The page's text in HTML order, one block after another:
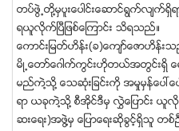
တပ္ဖြဲ႕တို႔မွပူးေပါင္းေဆာင္ရြက္လ်က္ရွိ
ရယူလိုက္ၿပီျဖစ္ေၾကာင္း သိရသည္။
ေကာင္းျမတ္ဟိန္း(ခ)ေက်ာ္ေဇာဟိန္းသ
မိဳ႕ေတာ္ေဂါက္ကြင္းဟိုတယ္အတြင္းရွိ ေ
မည္ကဲ႔သို႔ ေသဆံုးျခင္းကို အမႈမွန္ေပၚ
ရာ ယခုကဲ႔သို႔ စီအုိင္ဒီမွ လႊဲေျပာင္း ယူလို
ဆးေရး)အဖြဲ႔မွ ေျပာေရးဆိုခြင့္ရွိသူ